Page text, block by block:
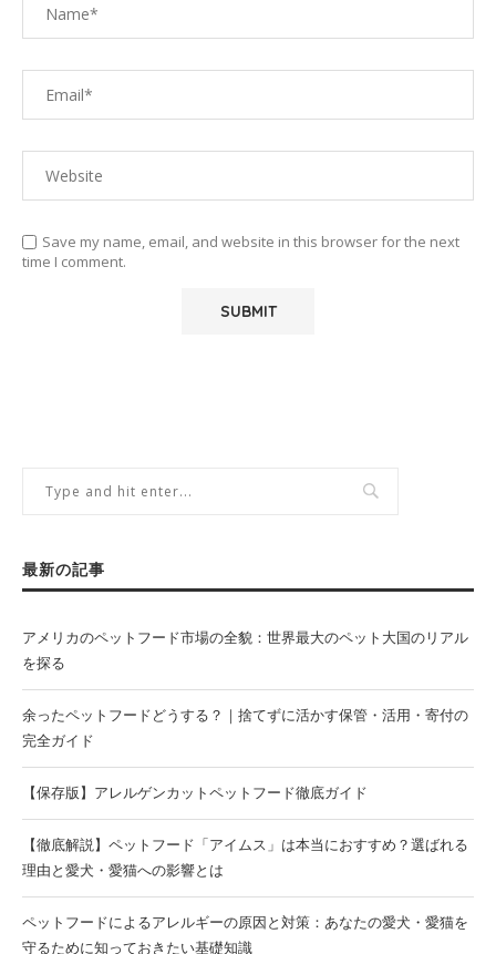
Save my name, email, and website in this browser for the next
time I comment.
最新の記事
アメリカのペットフード市場の全貌：世界最大のペット大国のリアル
を探る
余ったペットフードどうする？｜捨てずに活かす保管・活用・寄付の
完全ガイド
【保存版】アレルゲンカットペットフード徹底ガイド
【徹底解説】ペットフード「アイムス」は本当におすすめ？選ばれる
理由と愛犬・愛猫への影響とは
ペットフードによるアレルギーの原因と対策：あなたの愛犬・愛猫を
守るために知っておきたい基礎知識